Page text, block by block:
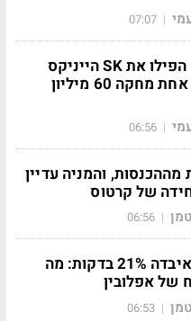
|
07:07
11 מניות בלבד הפילו את SK הייניקס
ב-30%, ועסקה אחת מחקה 60 מיליון
|
06:56
מההכנסות, והמניה עדיין
|
06:56
צמחה ב-53% ואיבדה 21% בדקות: מה
של אפלובין
|
06:53